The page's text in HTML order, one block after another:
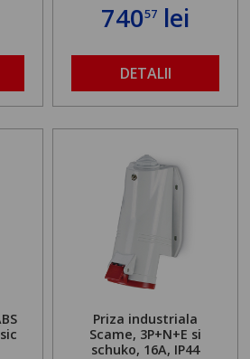
74057 lei
DETALII
Priza industriala
Scame, 3P+N+E si
schuko, 16A, IP44